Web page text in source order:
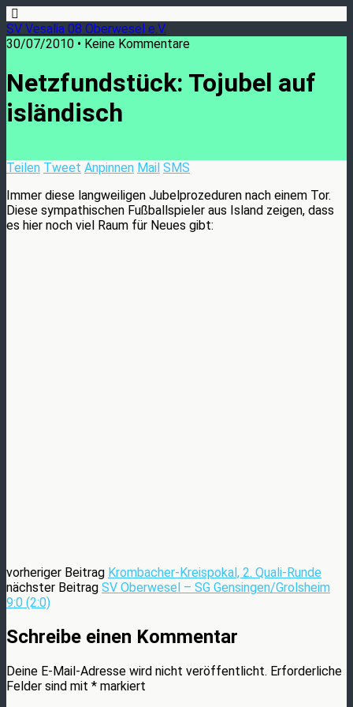
SV Vesalia 08 Oberwesel e.V.
30/07/2010 • Keine Kommentare
Netzfundstück: Tojubel auf
isländisch
Teilen Tweet Anpinnen Mail SMS
Immer diese langweiligen Jubelprozeduren nach einem Tor.
Diese sympathischen Fußballspieler aus Island zeigen, dass
es hier noch viel Raum für Neues gibt:
vorheriger Beitrag Krombacher-Kreispokal, 2. Quali-Runde
nächster Beitrag SV Oberwesel – SG Gensingen/Grolsheim
9:0 (2:0)
Schreibe einen Kommentar
Deine E-Mail-Adresse wird nicht veröffentlicht. Erforderliche
Felder sind mit * markiert